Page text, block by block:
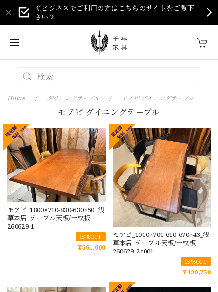
≪ビジネスでご利用の方はこちらのサイトをご覧下
さい≫
Home ダイニングテーブル モアビ ダイニングテーブル
モアビ ダイニングテーブル
モアビ_1800×710-830-630×50_浅
草本店_テーブル天板/一枚板
260629-1
15%OFF
¥561,000
モアビ_1500×700-610-670×43_浅
草本店_テーブル天板/一枚板
260629-2 t001
15%OFF
¥420,750